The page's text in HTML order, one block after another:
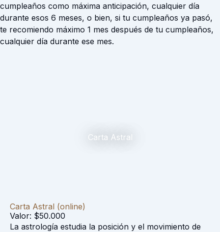
cumpleaños como máxima anticipación, cualquier día
durante esos 6 meses, o bien, si tu cumpleaños ya pasó,
te recomiendo máximo 1 mes después de tu cumpleaños,
cualquier día durante ese mes.
Carta Astral
Carta Astral (online)
Valor: $50.000
La astrología estudia la posición y el movimiento de